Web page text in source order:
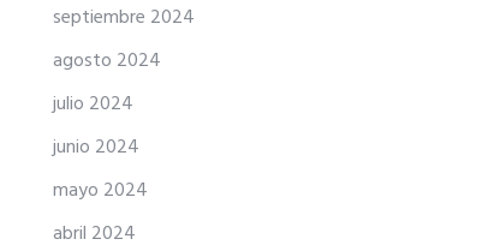
septiembre 2024
agosto 2024
julio 2024
junio 2024
mayo 2024
abril 2024